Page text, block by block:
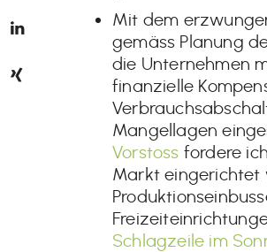
Mit dem
gemäss Planung
die Unternehmen
finanzielle
Mangellagen
Vorstoss fordere
Markt eingerichtet
Schlagzeile im